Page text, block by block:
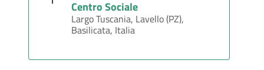
Centro Sociale
Largo Tuscania, Lavello (PZ),
Basilicata, Italia